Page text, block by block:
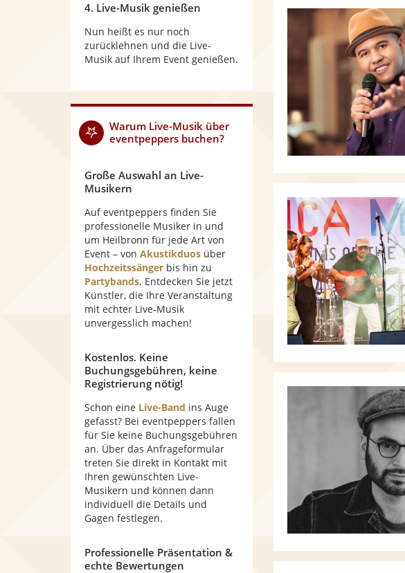
4. Live-Musik genießen
Nun heißt es nur noch
zurücklehnen und die Live-
Musik auf Ihrem Event genießen.
Warum Live-Musik über
eventpeppers buchen?
Große Auswahl an Live-
Musikern
Auf eventpeppers finden Sie
professionelle Musiker in und
um Heilbronn für jede Art von
Event – von Akustikduos über
Hochzeitssänger bis hin zu
Partybands. Entdecken Sie jetzt
Künstler, die Ihre Veranstaltung
mit echter Live-Musik
unvergesslich machen!
Kostenlos. Keine
Buchungsgebühren, keine
Registrierung nötig!
Schon eine Live-Band ins Auge
gefasst? Bei eventpeppers fallen
für Sie keine Buchungsgebühren
an. Über das Anfrageformular
treten Sie direkt in Kontakt mit
Ihren gewünschten Live-
Musikern und können dann
individuell die Details und
Gagen festlegen.
Professionelle Präsentation &
echte Bewertungen